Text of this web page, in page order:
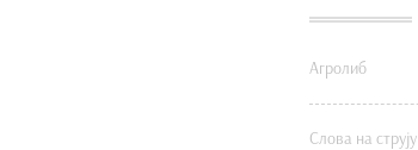
Агролиб
Слова на струју